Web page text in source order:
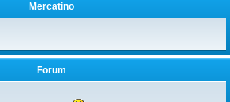
Mercatino
Forum